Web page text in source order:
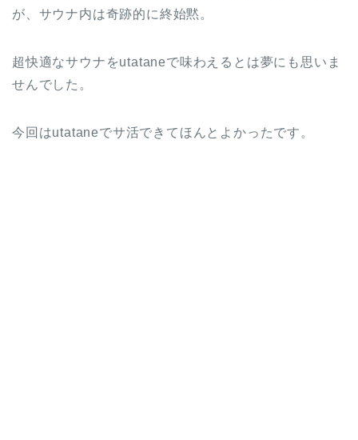
が、サウナ内は奇跡的に終始黙。
超快適なサウナをutataneで味わえるとは夢にも思いま
せんでした。
今回はutataneでサ活できてほんとよかったです。